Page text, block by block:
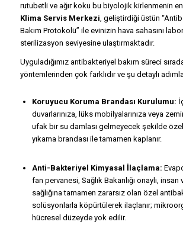
rutubetli ve ağır koku bu biyolojik kirlenmenin en
Klima Servis Merkezi , geliştirdiği üstün
Bakım Protokolü” ile evinizin hava sahasını
sterilizasyon seviyesine ulaştırmaktadır.
Uyguladığımız antibakteriyel bakım süreci
yöntemlerinden çok farklıdır ve şu detaylı
Koruyucu Koruma Brandası Kurulumu:
duvarlarınıza, lüks mobilyalarınıza veya
ufak bir su damlası gelmeyecek şekilde
yıkama brandası ile tamamen kaplanır.
Anti-Bakteriyel Kimyasal İlaçlama:
fan pervanesi, Sağlık Bakanlığı onaylı, insan
sağlığına tamamen zararsız olan özel
solüsyonlarla köpürtülerek ilaçlanır;
hücresel düzeyde yok edilir.